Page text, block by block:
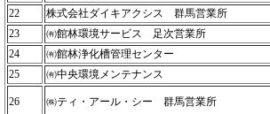
22
株式会社ダイキアクシス 群馬営業所
23
㈲館林環境サービス 足次営業所
24
㈲館林浄化槽管理センター
25
㈲中央環境メンテナンス
26 ㈱ティ・アール・シー 群馬営業所